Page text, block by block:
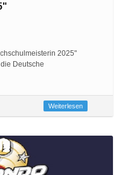
2025"
Deutsche
Weiterlesen